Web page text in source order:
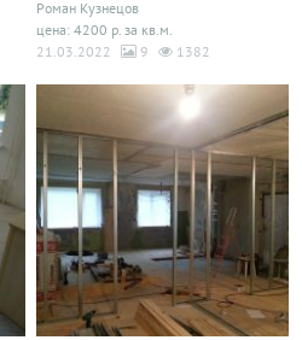
Роман Кузнецов
цена: 4200 р. за кв.м.
21.03.2022
9 1382